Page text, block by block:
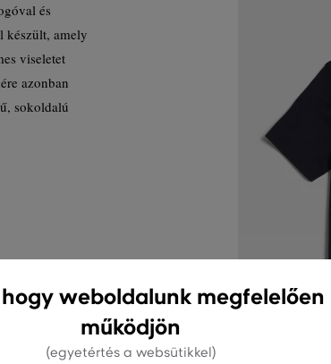
és
készült, amely
viseletet
azonban
sokoldalú
weboldalunk megfelelően
működjön
(egyetértés a websütikkel)